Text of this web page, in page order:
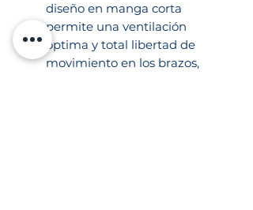
diseño en manga corta
permite una ventilación
óptima y total libertad de
movimiento en los brazos,